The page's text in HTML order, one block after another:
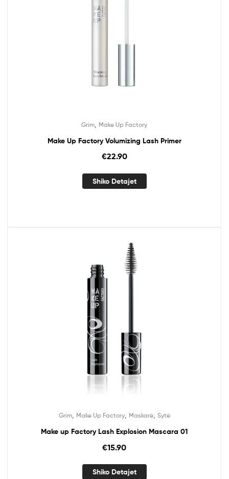
Grim Make Up Factory
Make Up Factory Volumizing Lash Primer
€22.90
Shiko Detajet
Grim, Make Up Factory, Maskarë, Sytë
Make up Factory Lash Explosion Mascara 01
€15.90
Shiko Detajet